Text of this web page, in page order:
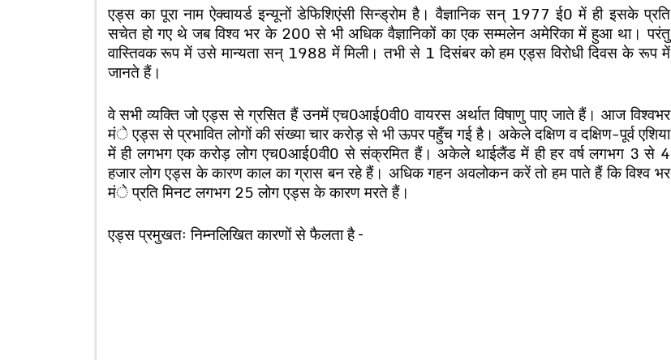
एड्स का पूरा नाम ऐक्वायर्ड इन्यूनों डेफिशिएंसी सिन्ड्रोम है। वैज्ञानिक सन् 1977 ई0 में ही इसके प्रति
सचेत हो गए थे जब विश्व भर के 200 से भी अधिक वैज्ञानिकों का एक सम्मलेन अमेरिका में हुआ था। परंतु
वास्तिवक रूप में उसे मान्यता सन् 1988 में मिली। तभी से 1 दिसंबर को हम एड्स विरोधी दिवस के रूप में
जानते हैं।
वे सभी व्यक्ति जो एड्स से ग्रसित हैं उनमें एच0आई0वी0 वायरस अर्थात विषाणु पाए जाते हैं। आज विश्वभर
मंे एड्स से प्रभावित लोगों की संख्या चार करोड़ से भी ऊपर पहुँच गई है। अकेले दक्षिण व दक्षिण-पूर्व एशिया
में ही लगभग एक करोड़ लोग एच0आई0वी0 से संक्रमित हैं। अकेले थाईलैंड में ही हर वर्ष लगभग 3 से 4
हजार लोग एड्स के कारण काल का ग्रास बन रहे हैं। अधिक गहन अवलोकन करें तो हम पाते हैं कि विश्व भर
मंे प्रति मिनट लगभग 25 लोग एड्स के कारण मरते हैं।
एड्स प्रमुखतः निम्नलिखित कारणों से फैलता है –